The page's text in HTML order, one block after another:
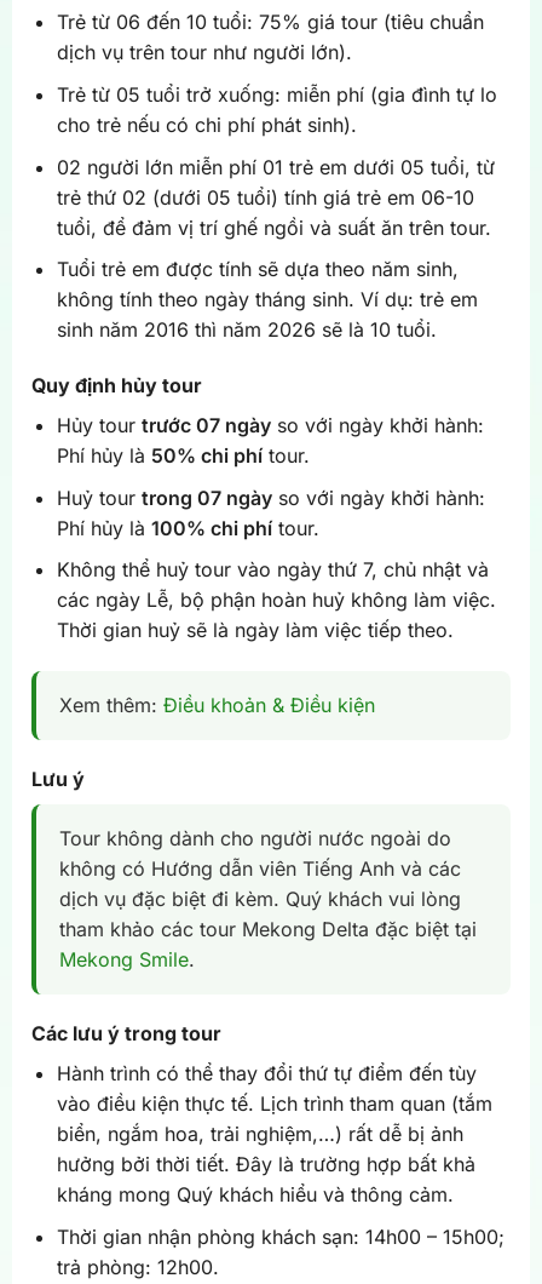
Trẻ từ 06 đến 10 tuổi: 75% giá tour (tiêu chuẩn
dịch vụ trên tour như người lớn).
Trẻ từ 05 tuổi trở xuống: miễn phí (gia đình tự lo
cho trẻ nếu có chi phí phát sinh).
02 người lớn miễn phí 01 trẻ em dưới 05 tuổi, từ
trẻ thứ 02 (dưới 05 tuổi) tính giá trẻ em 06-10
tuổi, để đảm vị trí ghế ngồi và suất ăn trên tour.
Tuổi trẻ em được tính sẽ dựa theo năm sinh,
không tính theo ngày tháng sinh. Ví dụ: trẻ em
sinh năm 2016 thì năm 2026 sẽ là 10 tuổi.
Quy định hủy tour
Hủy tour trước 07 ngàyso với ngày khởi hành:
Phí hủy là 50% chi phítour.
Huỷ tour trong 07 ngàyso với ngày khởi hành:
Phí hủy là 100% chi phítour.
Không thể huỷ tour vào ngày thứ 7, chủ nhật và
các ngày Lễ, bộ phận hoàn huỷ không làm việc.
Thời gian huỷ sẽ là ngày làm việc tiếp theo.
Xem thêm: Điều khoản & Điều kiện
Lưu ý
Tour không dành cho người nước ngoài do
không có Hướng dẫn viên Tiếng Anh và các
dịch vụ đặc biệt đi kèm. Quý khách vui lòng
tham khảo các tour Mekong Delta đặc biệt tại
Mekong Smile.
Các lưu ý trong tour
Hành trình có thể thay đổi thứ tự điểm đến tùy
vào điều kiện thực tế. Lịch trình tham quan (tắm
biển, ngắm hoa, trải nghiệm,…) rất dễ bị ảnh
hưởng bởi thời tiết. Đây là trường hợp bất khả
kháng mong Quý khách hiểu và thông cảm.
Thời gian nhận phòng khách sạn: 14h00 – 15h00;
trả phòng: 12h00.